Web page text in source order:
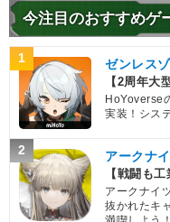
今注目のおすすめゲ
1 ゼンレス
【2周年大
HoYoverse
実装！シス
2 アークナ
【戦闘も
アークナイ
抜かれたキ